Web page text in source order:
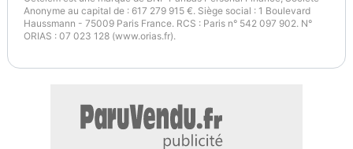
Anonyme au capital de : 617 279 915 €. Siège social : 1 Boulevard
Haussmann - 75009 Paris France. RCS : Paris n° 542 097 902. N°
ORIAS : 07 023 128 (www.orias.fr).